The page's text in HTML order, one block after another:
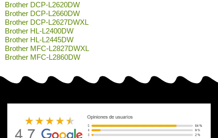
Brother DCP-L2620DW
Brother DCP-L2660DW
Brother DCP-L2627DWXL
Brother HL-L2400DW
Brother HL-L2445DW
Brother MFC-L2827DWXL
Brother MFC-L2860DW